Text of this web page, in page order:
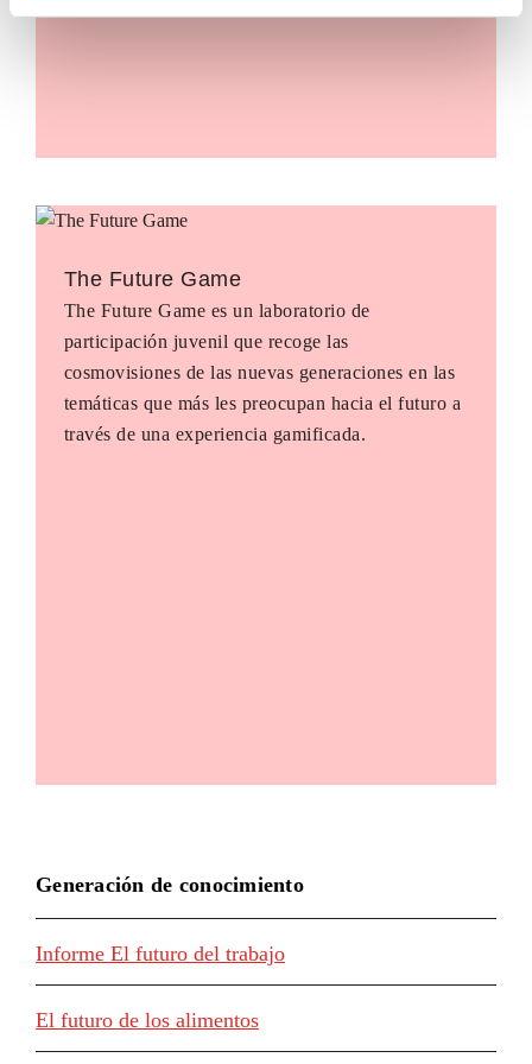
The Future Game
The Future Game es un laboratorio de
participación juvenil que recoge las
cosmovisiones de las nuevas generaciones en las
temáticas que más les preocupan hacia el futuro a
través de una experiencia gamificada.
Generación de conocimiento
Informe El futuro del trabajo
El futuro de los alimentos